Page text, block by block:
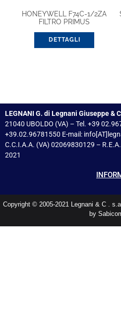
HONEYWELL F74C-1/2ZA
FILTRO PRIMUS
DETTAGLI
LEGNANI G. di Legnani Giuseppe &
21040 UBOLDO (VA) – Tel. +39
+39.02.96781550 E-mail:
C.C.I.A.A. (VA) 02069830129 –
2021
Copyright © 2005-2021 Legnani & C .
by